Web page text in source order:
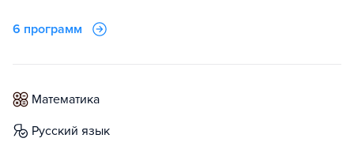
6 программ
математика
русский язык